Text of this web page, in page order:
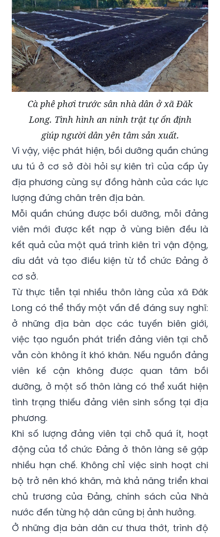
Cà phê phơi trước sân nhà dân ở xã Đăk
Long. Tình hình an ninh trật tự ổn định
giúp người dân yên tâm sản xuất.
Vì vậy, việc phát hiện, bồi dưỡng quần chúng
ưu tú ở cơ sở đòi hỏi sự kiên trì của cấp ủy
địa phương cùng sự đồng hành của các lực
lượng đứng chân trên địa bàn.
Mỗi quần chúng được bồi dưỡng, mỗi đảng
viên mới được kết nạp ở vùng biên đều là
kết quả của một quá trình kiên trì vận động,
dìu dắt và tạo điều kiện từ tổ chức Đảng ở
cơ sở.
Từ thực tiễn tại nhiều thôn làng của xã Đăk
Long có thể thấy một vấn đề đáng suy nghĩ:
ở những địa bàn dọc các tuyến biên giới,
việc tạo nguồn phát triển đảng viên tại chỗ
vẫn còn không ít khó khăn. Nếu nguồn đảng
viên kế cận không được quan tâm bồi
dưỡng, ở một số thôn làng có thể xuất hiện
tình trạng thiếu đảng viên sinh sống tại địa
phương.
Khi số lượng đảng viên tại chỗ quá ít, hoạt
động của tổ chức Đảng ở thôn làng sẽ gặp
nhiều hạn chế. Không chỉ việc sinh hoạt chi
bộ trở nên khó khăn, mà khả năng triển khai
chủ trương của Đảng, chính sách của Nhà
nước đến từng hộ dân cũng bị ảnh hưởng.
Ở những địa bàn dân cư thưa thớt, trình độ